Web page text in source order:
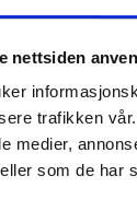
nettsiden
trafikken
medier,
som de har